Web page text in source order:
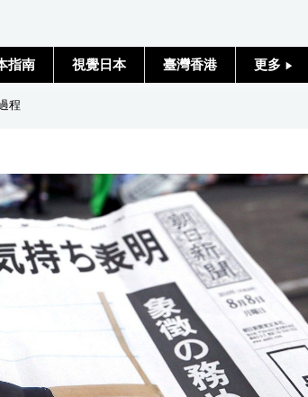
指南 視覺日本 臺灣香港 更多
政治外交
財經
文化
科學技術
程